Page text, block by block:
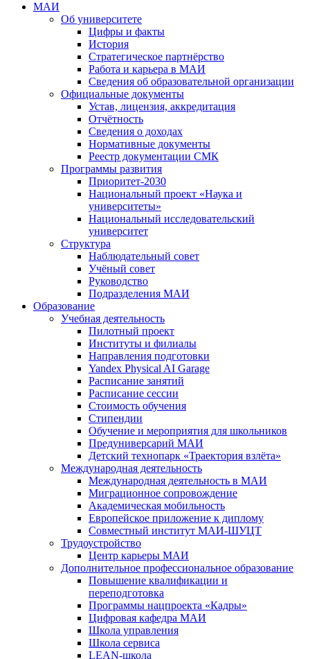
МАИ
Об университете
Цифры и факты
История
Стратегическое партнёрство
Работа и карьера в МАИ
Сведения об образовательной организации
Официальные документы
Устав, лицензия, аккредитация
Отчётность
Сведения о доходах
Нормативные документы
Реестр документации СМК
Программы развития
Приоритет-2030
Национальный проект «Наука и
университеты»
Национальный исследовательский
университет
Структура
Наблюдательный совет
Учёный совет
Руководство
Подразделения МАИ
Образование
Учебная деятельность
Пилотный проект
Институты и филиалы
Направления подготовки
Yandex Physical AI Garage
Расписание занятий
Расписание сессии
Стоимость обучения
Стипендии
Обучение и мероприятия для школьников
Предуниверсарий МАИ
Детский технопарк «Траектория взлёта»
Международная деятельность
Международная деятельность в МАИ
Миграционное сопровождение
Академическая мобильность
Европейское приложение к диплому
Совместный институт МАИ-ШУЦТ
Трудоустройство
Центр карьеры МАИ
Дополнительное профессиональное образование
Повышение квалификации и
переподготовка
Программы нацпроекта «Кадры»
Цифровая кафедра МАИ
Школа управления
Школа сервиса
LEAN-школа